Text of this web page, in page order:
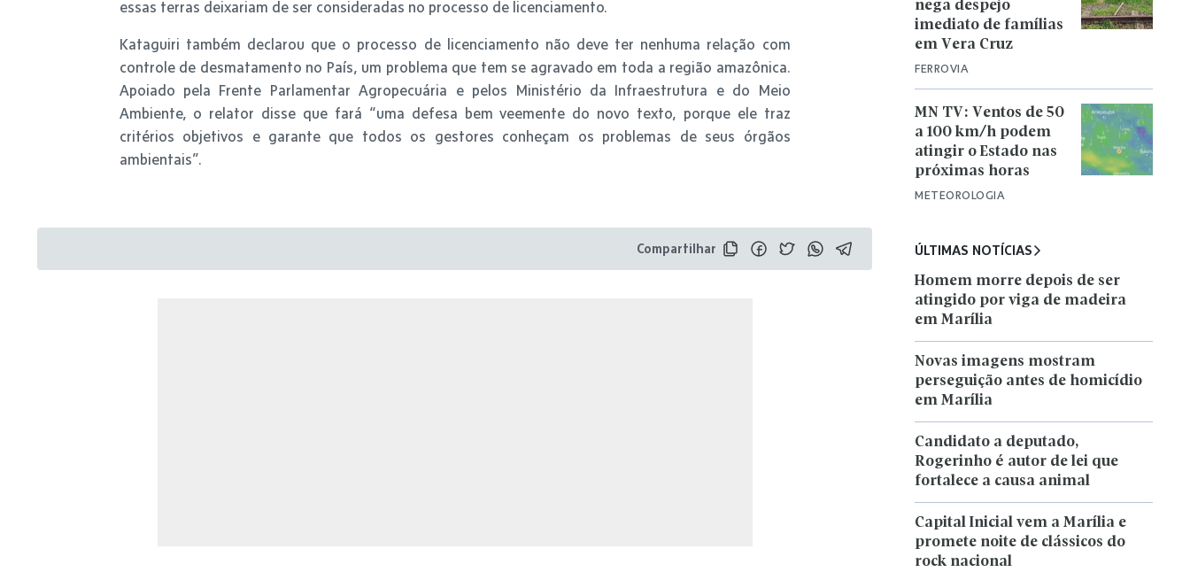
essas terras deixariam de ser consideradas no processo de licenciamento.
Kataguiri também declarou que o processo de licenciamento não deve ter nenhuma relação com
controle de desmatamento no País, um problema que tem se agravado em toda a região amazônica.
Apoiado pela Frente Parlamentar Agropecuária e pelos Ministério da Infraestrutura e do Meio
Ambiente, o relator disse que fará “uma defesa bem veemente do novo texto, porque ele traz
critérios objetivos e garante que todos os gestores conheçam os problemas de seus órgãos
ambientais”.
Compartilhar
FERROVIA
nega despejo
imediato de famílias
em Vera Cruz
METEOROLOGIA
MN TV: Ventos de 50
a 100 km/h podem
atingir o Estado nas
próximas horas
ÚLTIMAS NOTÍCIAS
Homem morre depois de ser
atingido por viga de madeira
em Marília
Novas imagens mostram
perseguição antes de homicídio
em Marília
Candidato a deputado,
Rogerinho é autor de lei que
fortalece a causa animal
Capital Inicial vem a Marília e
promete noite de clássicos do
rock nacional